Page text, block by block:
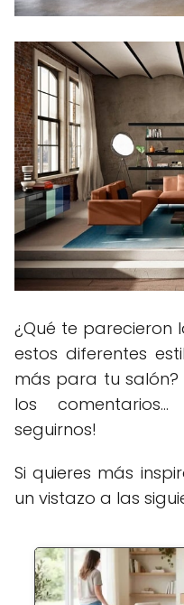
¿Qué te parecieron
estos diferentes
más para tu
los
seguirnos!
Si quieres más
un vistazo a las